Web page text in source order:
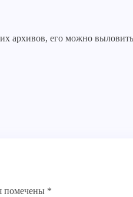
архивов, его можно
помечены *